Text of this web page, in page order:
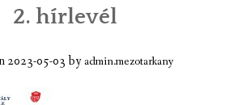
2. hírlevél
2023-05-03byadmin.mezotarkany